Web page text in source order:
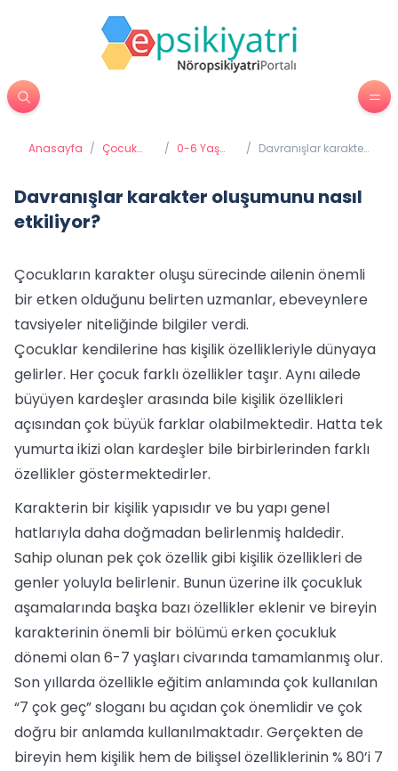
Anasayfa / Çocuk
/ 0-6 Yaş
/ Davranışlar karakter
Davranışlar karakter oluşumunu nasıl
etkiliyor?
Çocukların karakter oluşu sürecinde ailenin önemli
bir etken olduğunu belirten uzmanlar, ebeveynlere
tavsiyeler niteliğinde bilgiler verdi.
Çocuklar kendilerine has kişilik özellikleriyle dünyaya
gelirler. Her çocuk farklı özellikler taşır. Aynı ailede
büyüyen kardeşler arasında bile kişilik özellikleri
açısından çok büyük farklar olabilmektedir. Hatta tek
yumurta ikizi olan kardeşler bile birbirlerinden farklı
özellikler göstermektedirler.
Karakterin bir kişilik yapısıdır ve bu yapı genel
hatlarıyla daha doğmadan belirlenmiş haldedir.
Sahip olunan pek çok özellik gibi kişilik özellikleri de
genler yoluyla belirlenir. Bunun üzerine ilk çocukluk
aşamalarında başka bazı özellikler eklenir ve bireyin
karakterinin önemli bir bölümü erken çocukluk
dönemi olan 6-7 yaşları civarında tamamlanmış olur.
Son yıllarda özellikle eğitim anlamında çok kullanılan
“7 çok geç” sloganı bu açıdan çok önemlidir ve çok
doğru bir anlamda kullanılmaktadır. Gerçekten de
bireyin hem kişilik hem de bilişsel özelliklerinin % 80’i 7